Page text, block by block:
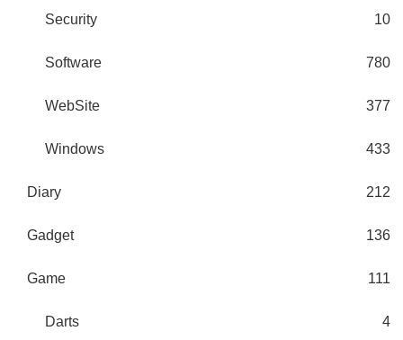
Security 10
Software 780
WebSite 377
Windows 433
Diary 212
Gadget 136
Game 111
Darts 4